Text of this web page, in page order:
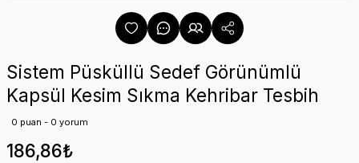
Sistem Püsküllü Sedef Görünümlü
Kapsül Kesim Sıkma Kehribar Tesbih
0 puan - 0 yorum
186,86₺